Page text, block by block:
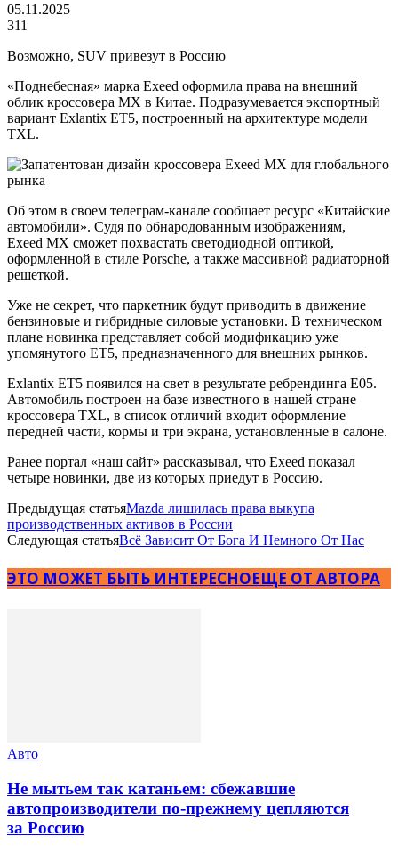
05.11.2025
311
Возможно, SUV привезут в Россию
«Поднебесная» марка Exeed оформила права на внешний
облик кроссовера MX в Китае. Подразумевается экспортный
вариант Exlantix ET5, построенный на архитектуре модели
TXL.
Об этом в своем телеграм-канале сообщает ресурс «Китайские
автомобили». Судя по обнародованным изображениям,
Exeed MX сможет похвастать светодиодной оптикой,
оформленной в стиле Porsche, а также массивной радиаторной
решеткой.
Уже не секрет, что паркетник будут приводить в движение
бензиновые и гибридные силовые установки. В техническом
плане новинка представляет собой модификацию уже
упомянутого ET5, предназначенного для внешних рынков.
Exlantix ET5 появился на свет в результате ребрендинга E05.
Автомобиль построен на базе известного в нашей стране
кроссовера TXL, в список отличий входит оформление
передней части, кормы и три экрана, установленные в салоне.
Ранее портал «наш сайт» рассказывал, что Exeed показал
четыре новинки, две из которых приедут в Россию.
Предыдущая статьяМazda лишилась права выкупа
производственных активов в России
Следующая статьяВсё Зависит От Бога И Немного От Нас
ЭТО МОЖЕТ БЫТЬ ИНТЕРЕСНОЕЩЕ ОТ АВТОРА
Авто
Не мытьем так катаньем: сбежавшие
автопроизводители по-прежнему цепляются
за Россию